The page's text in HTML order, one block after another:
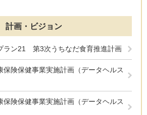
計画・ビジョン
ラン21 第3次うちなだ食育推進計画
保険保健事業実施計画（データヘルス
保険保健事業実施計画（データヘルス